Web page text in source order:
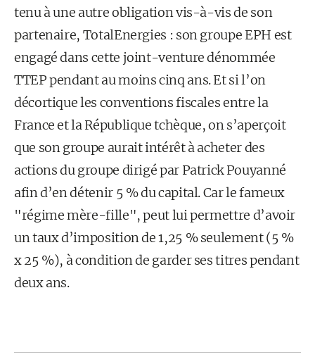
tenu à une autre obligation vis-à-vis de son
partenaire, TotalEnergies : son groupe EPH est
engagé dans cette joint-venture dénommée
TTEP pendant au moins cinq ans. Et si l’on
décortique les conventions fiscales entre la
France et la République tchèque, on s’aperçoit
que son groupe aurait intérêt à acheter des
actions du groupe dirigé par Patrick Pouyanné
afin d’en détenir 5 % du capital. Car le fameux
"régime mère-fille", peut lui permettre d’avoir
un taux d’imposition de 1,25 % seulement (5 %
x 25 %), à condition de garder ses titres pendant
deux ans.